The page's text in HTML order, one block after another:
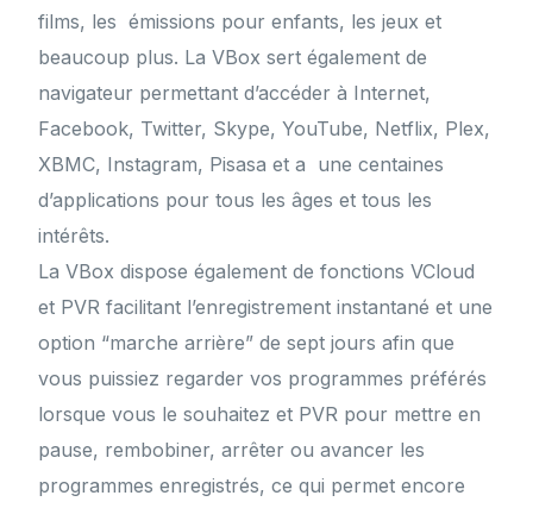
films, les émissions pour enfants, les jeux et
beaucoup plus. La VBox sert également de
navigateur permettant d’accéder à Internet,
Facebook, Twitter, Skype, YouTube, Netflix, Plex,
XBMC, Instagram, Pisasa et a une centaines
d’applications pour tous les âges et tous les
intérêts.
La VBox dispose également de fonctions VCloud
et PVR facilitant l’enregistrement instantané et une
option “marche arrière” de sept jours afin que
vous puissiez regarder vos programmes préférés
lorsque vous le souhaitez et PVR pour mettre en
pause, rembobiner, arrêter ou avancer les
programmes enregistrés, ce qui permet encore